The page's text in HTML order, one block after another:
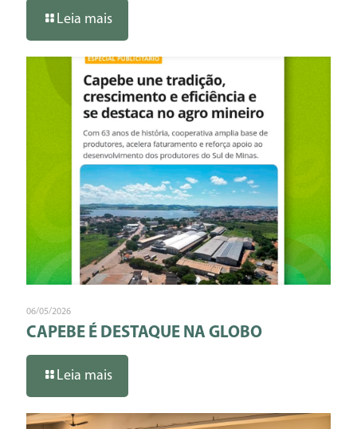
Leia mais
06/05/2026
CAPEBE É DESTAQUE NA GLOBO
Leia mais